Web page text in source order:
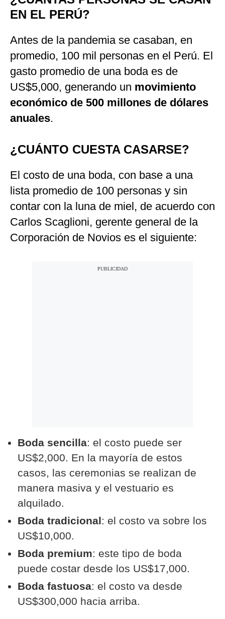
EN EL PERÚ?
Antes de la pandemia se casaban, en
promedio, 100 mil personas en el Perú. El
gasto promedio de una boda es de
US$5,000, generando un movimiento
económico de 500 millones de dólares
anuales.
¿CUÁNTO CUESTA CASARSE?
El costo de una boda, con base a una
lista promedio de 100 personas y sin
contar con la luna de miel, de acuerdo con
Carlos Scaglioni, gerente general de la
Corporación de Novios es el siguiente:
Boda sencilla: el costo puede ser
US$2,000. En la mayoría de estos
casos, las ceremonias se realizan de
manera masiva y el vestuario es
alquilado.
Boda tradicional: el costo va sobre los
US$10,000.
Boda premium: este tipo de boda
puede costar desde los US$17,000.
Boda fastuosa: el costo va desde
US$300,000 hacia arriba.